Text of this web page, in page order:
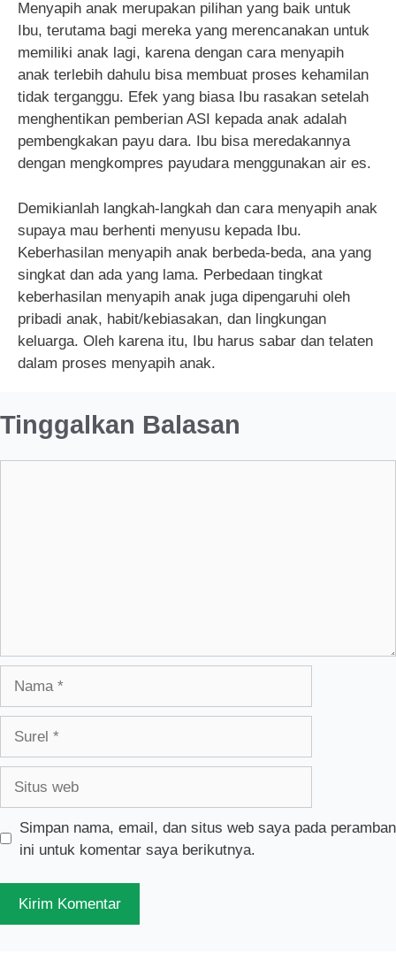
Menyapih anak merupakan pilihan yang baik untuk
Ibu, terutama bagi mereka yang merencanakan untuk
memiliki anak lagi, karena dengan cara menyapih
anak terlebih dahulu bisa membuat proses kehamilan
tidak terganggu. Efek yang biasa Ibu rasakan setelah
menghentikan pemberian ASI kepada anak adalah
pembengkakan payu dara. Ibu bisa meredakannya
dengan mengkompres payudara menggunakan air es.
Demikianlah langkah-langkah dan cara menyapih anak
supaya mau berhenti menyusu kepada Ibu.
Keberhasilan menyapih anak berbeda-beda, ana yang
singkat dan ada yang lama. Perbedaan tingkat
keberhasilan menyapih anak juga dipengaruhi oleh
pribadi anak, habit/kebiasakan, dan lingkungan
keluarga. Oleh karena itu, Ibu harus sabar dan telaten
dalam proses menyapih anak.
Tinggalkan Balasan
Simpan nama, email, dan situs web saya pada peramban
ini untuk komentar saya berikutnya.